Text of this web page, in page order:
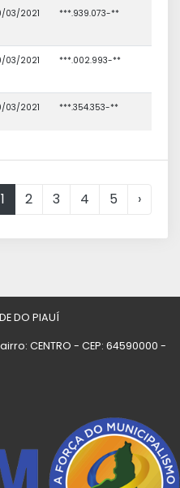
03/2021 ***.939.073-**
03/2021 ***.002.993-**
03/2021 ***.354.353-**
1 2 3 4 5 ›
DO PIAUÍ
CENTRO - CEP: 64590000 -